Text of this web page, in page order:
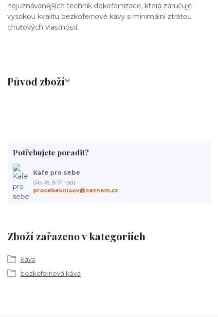
nejuznávanějších technik dekofeinizace, která zaručuje
vysokou kvalitu bezkofeinové kávy s minimální ztrátou
chuťových vlastností.
Původ zboží
Zboží zařazeno v kategoriích
káva
bezkofeinová káva
Potřebujete poradit?
Kafe pro sebe
(Po-Pá, 9-17 hod.)
prosebeunicov@seznam.cz